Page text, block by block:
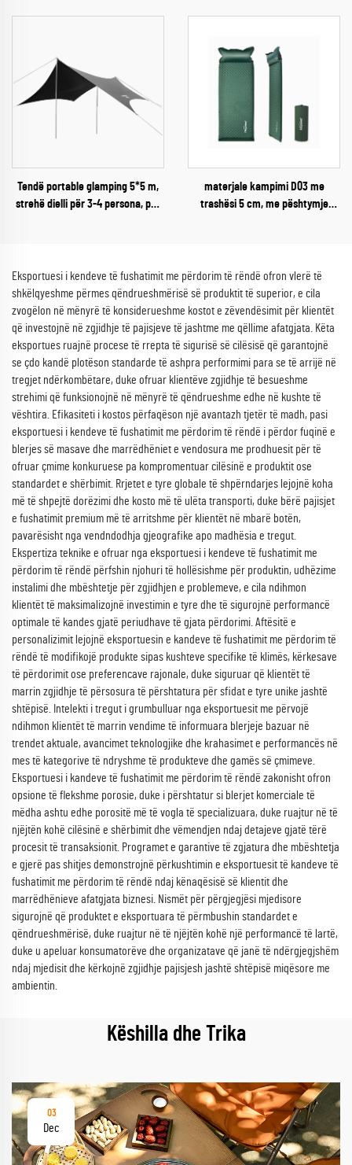
Prehi
në Dimër
Tendë portable glamping 5*5 m,
strehë dielli për 3-4 persona, për
materjale kampimi D03 me
trashësi 5 cm, me pështymje
Eksportuesi i kendeve të fushatimit me përdorim të rëndë ofron vlerë të
shkëlqyeshme përmes qëndrueshmërisë së produktit të superior, e cila
zvogëlon në mënyrë të konsiderueshme kostot e zëvendësimit për klientët
që investojnë në zgjidhje të pajisjeve të jashtme me qëllime afatgjata. Këta
eksportues ruajnë procese të rrepta të sigurisë së cilësisë që garantojnë
se çdo kandë plotëson standarde të ashpra performimi para se të arrijë në
tregjet ndërkombëtare, duke ofruar klientëve zgjidhje të besueshme
strehimi që funksionojnë në mënyrë të qëndrueshme edhe në kushte të
vështira. Efikasiteti i kostos përfaqëson një avantazh tjetër të madh, pasi
eksportuesi i kendeve të fushatimit me përdorim të rëndë i përdor fuqinë e
blerjes së masave dhe marrëdhëniet e vendosura me prodhuesit për të
ofruar çmime konkuruese pa kompromentuar cilësinë e produktit ose
standardet e shërbimit. Rrjetet e tyre globale të shpërndarjes lejojnë koha
më të shpejtë dorëzimi dhe kosto më të ulëta transporti, duke bërë pajisjet
e fushatimit premium më të arritshme për klientët në mbarë botën,
pavarësisht nga vendndodhja gjeografike apo madhësia e tregut.
Ekspertiza teknike e ofruar nga eksportuesi i kendeve të fushatimit me
përdorim të rëndë përfshin njohuri të hollësishme për produktin, udhëzime
instalimi dhe mbështetje për zgjidhjen e problemeve, e cila ndihmon
klientët të maksimalizojnë investimin e tyre dhe të sigurojnë performancë
optimale të kandes gjatë periudhave të gjata përdorimi. Aftësitë e
personalizimit lejojnë eksportuesin e kandeve të fushatimit me përdorim të
rëndë të modifikojë produkte sipas kushteve specifike të klimës, kërkesave
të përdorimit ose preferencave rajonale, duke siguruar që klientët të
marrin zgjidhje të përsosura të përshtatura për sfidat e tyre unike jashtë
shtëpisë. Intelekti i tregut i grumbulluar nga eksportuesit me përvojë
ndihmon klientët të marrin vendime të informuara blerjeje bazuar në
trendet aktuale, avancimet teknologjike dhe krahasimet e performancës në
mes të kategorive të ndryshme të produkteve dhe gamës së çmimeve.
Eksportuesi i kandeve të fushatimit me përdorim të rëndë zakonisht ofron
opsione të flekshme porosie, duke i përshtatur si blerjet komerciale të
mëdha ashtu edhe porositë më të vogla të specializuara, duke ruajtur në të
njëjtën kohë cilësinë e shërbimit dhe vëmendjen ndaj detajeve gjatë tërë
procesit të transaksionit. Programet e garantive të zgjatura dhe mbështetja
e gjerë pas shitjes demonstrojnë përkushtimin e eksportuesit të kandeve të
fushatimit me përdorim të rëndë ndaj kënaqësisë së klientit dhe
marrëdhënieve afatgjata biznesi. Nismët për përgjegjësi mjedisore
sigurojnë që produktet e eksportuara të përmbushin standardet e
qëndrueshmërisë, duke ruajtur në të njëjtën kohë një performancë të lartë,
duke u apeluar konsumatorëve dhe organizatave që janë të ndërgjegjshëm
ndaj mjedisit dhe kërkojnë zgjidhje pajisjesh jashtë shtëpisë miqësore me
ambientin.
Këshilla dhe Trika
03
Dec